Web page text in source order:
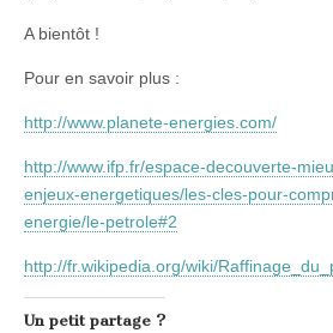
A bientôt !
Pour en savoir plus :
http://www.planete-energies.com/
http://www.ifp.fr/espace-decouverte-
enjeux-energetiques/les-cles-pour-
energie/le-petrole#2
http://fr.wikipedia.org/wiki/
Un petit partage ?